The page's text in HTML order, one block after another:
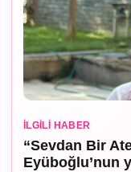
İLGILI HABER
“Sevdan Bir
Eyüboğlu’nun